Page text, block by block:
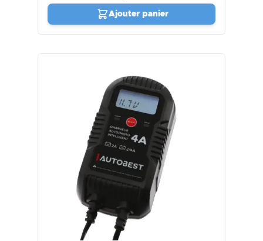
Ajouter panier